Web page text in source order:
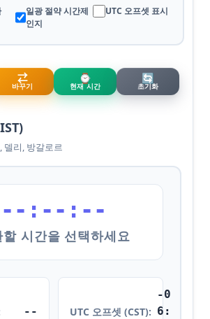
일광 절약 시간제
인지
UTC 오프셋 표시
⇄
바꾸기
⌚
현재 시간
🔄
초기화
델리, 방갈로르
--:--:--
할 시간을 선택하세요
-- UTC 오프셋 (CST):
-0
6: